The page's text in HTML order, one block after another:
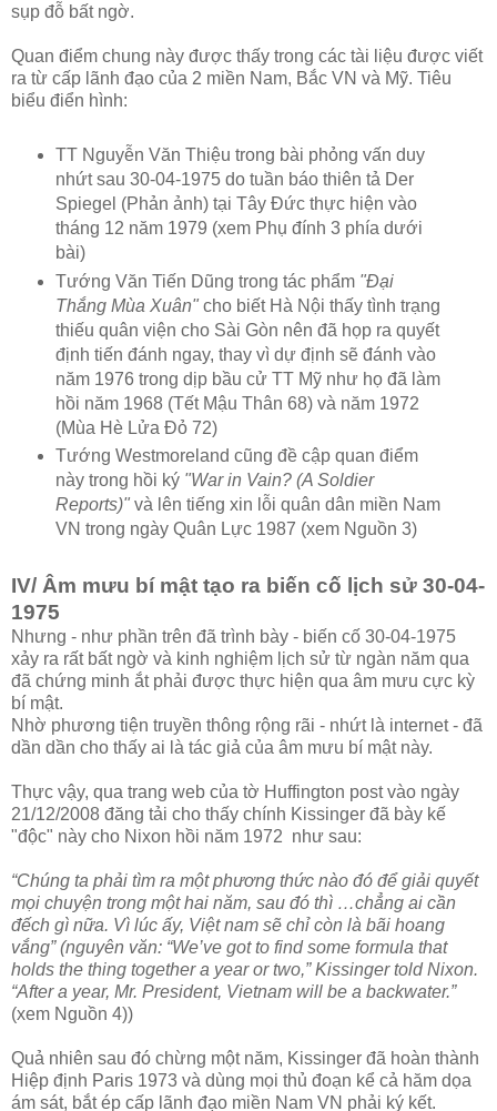
sụp đỗ bất ngờ.
Quan điểm chung này được thấy trong các tài liệu được viết
ra từ cấp lãnh đạo của 2 miền Nam, Bắc VN và Mỹ. Tiêu
biểu điển hình:
TT Nguyễn Văn Thiệu trong bài phỏng vấn duy
nhứt sau 30-04-1975 do tuần báo thiên tả Der
Spiegel (Phản ảnh) tại Tây Đức thực hiện vào
tháng 12 năm 1979 (xem Phụ đính 3 phía dưới
bài)
Tướng Văn Tiến Dũng trong tác phẩm "Đại
Thắng Mùa Xuân"cho biết Hà Nội thấy tình trạng
thiếu quân viện cho Sài Gòn nên đã họp ra quyết
định tiến đánh ngay, thay vì dự định sẽ đánh vào
năm 1976 trong dịp bầu cử TT Mỹ như họ đã làm
hồi năm 1968 (Tết Mậu Thân 68) và năm 1972
(Mùa Hè Lửa Đỏ 72)
Tướng Westmoreland cũng đề cập quan điểm
này trong hồi ký "War in Vain? (A Soldier
Reports)"và lên tiếng xin lỗi quân dân miền Nam
VN trong ngày Quân Lực 1987 (xem Nguồn 3)
IV/ Âm mưu bí mật tạo ra biến cố lịch sử 30-04-
1975
Nhưng - như phần trên đã trình bày - biến cố 30-04-1975
xảy ra rất bất ngờ và kinh nghiệm lịch sử từ ngàn năm qua
đã chứng minh ắt phải được thực hiện qua âm mưu cực kỳ
bí mật.
Nhờ phương tiện truyền thông rộng rãi - nhứt là internet - đã
dần dần cho thấy ai là tác giả của âm mưu bí mật này.
Thực vậy, qua trang web của tờ Huffington post vào ngày
21/12/2008 đăng tải cho thấy chính Kissinger đã bày kế
"độc" này cho Nixon hồi năm 1972 như sau:
“Chúng ta phải tìm ra một phương thức nào đó để giải quyết
mọi chuyện trong một hai năm, sau đó thì …chẳng ai cần
đếch gì nữa. Vì lúc ấy, Việt nam sẽ chỉ còn là bãi hoang
vắng” (nguyên văn: “We’ve got to find some formula that
holds the thing together a year or two,” Kissinger told Nixon.
“After a year, Mr. President, Vietnam will be a backwater.”
(xem Nguồn 4))
Quả nhiên sau đó chừng một năm, Kissinger đã hoàn thành
Hiệp định Paris 1973 và dùng mọi thủ đoạn kể cả hăm dọa
ám sát, bắt ép cấp lãnh đạo miền Nam VN phải ký kết.